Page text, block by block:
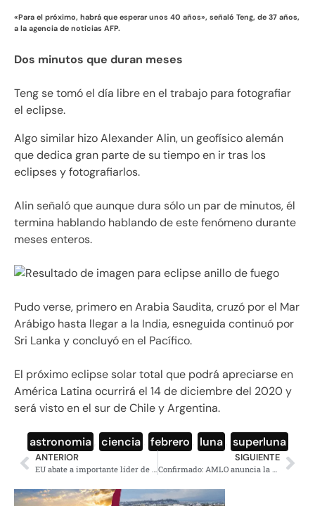
«Para el próximo, habrá que esperar unos 40 años», señaló Teng, de 37 años,
a la agencia de noticias AFP.
Dos minutos que duran meses
Teng se tomó el día libre en el trabajo para fotografiar
el eclipse.
Algo similar hizo Alexander Alin, un geofísico alemán
que dedica gran parte de su tiempo en ir tras los
eclipses y fotografiarlos.
Alin señaló que aunque dura sólo un par de minutos, él
termina hablando hablando de este fenómeno durante
meses enteros.
Pudo verse, primero en Arabia Saudita, cruzó por el Mar
Arábigo hasta llegar a la India, esneguida continuó por
Sri Lanka y concluyó en el Pacífico.
El próximo eclipse solar total que podrá apreciarse en
América Latina ocurrirá el 14 de diciembre del 2020 y
será visto en el sur de Chile y Argentina.
astronomia ciencia febrero luna superluna
ANTERIOR
EU abate a importante líder de Al Qaeda en Yemen
SIGUIENTE
Confirmado: AMLO anuncia la rifa del avión presidencial